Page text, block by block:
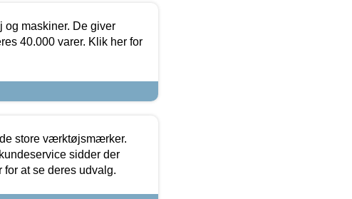
maskiner. De giver
40.000 varer. Klik her for
store værktøjsmærker.
sidder der
at se deres udvalg.